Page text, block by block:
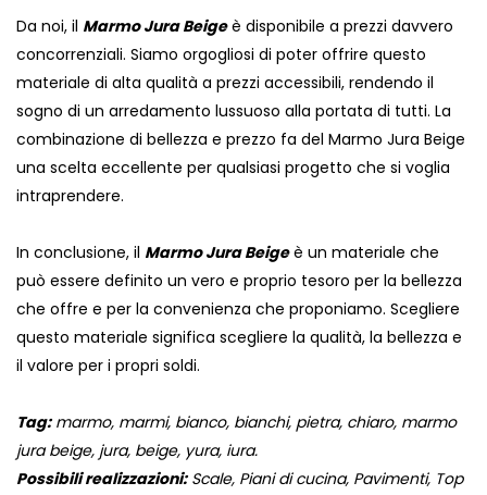
Da noi, il Marmo Jura Beigeè disponibile a prezzi davvero
concorrenziali. Siamo orgogliosi di poter offrire questo
materiale di alta qualità a prezzi accessibili, rendendo il
sogno di un arredamento lussuoso alla portata di tutti. La
combinazione di bellezza e prezzo fa del Marmo Jura Beige
una scelta eccellente per qualsiasi progetto che si voglia
intraprendere.
In conclusione, il Marmo Jura Beigeè un materiale che
può essere definito un vero e proprio tesoro per la bellezza
che offre e per la convenienza che proponiamo. Scegliere
questo materiale significa scegliere la qualità, la bellezza e
il valore per i propri soldi.
Tag:marmo, marmi, bianco, bianchi, pietra, chiaro, marmo
jura beige, jura, beige, yura, iura.
Possibili realizzazioni:Scale, Piani di cucina, Pavimenti, Top